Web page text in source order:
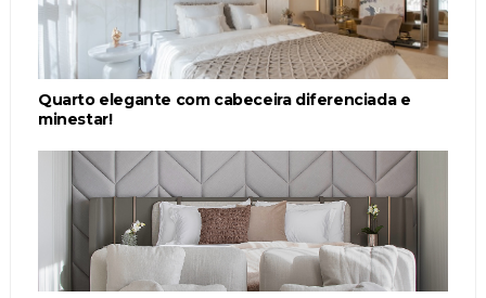
Quarto elegante com cabeceira diferenciada e
minestar!